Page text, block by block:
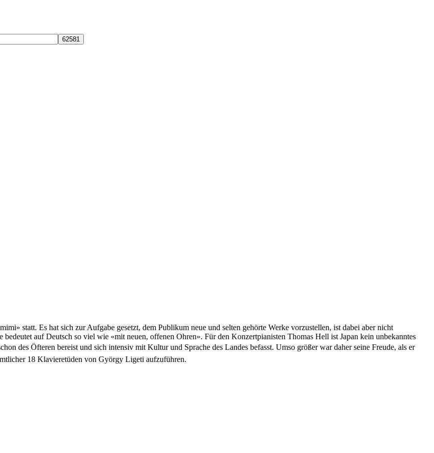
statt. Es hat sich zur Aufgabe gesetzt, dem Publikum neue und selten gehörte Werke vorzustellen, ist dabei aber nicht
auf Deutsch so viel wie «mit neuen, offenen Ohren». Für den Konzertpianisten Thomas Hell ist Japan kein unbekanntes
des Öfteren bereist und sich intensiv mit Kultur und Sprache des Landes befasst. Umso größer war daher seine Freude, als er
18 Klavier­etüden von György Ligeti aufzuführen.